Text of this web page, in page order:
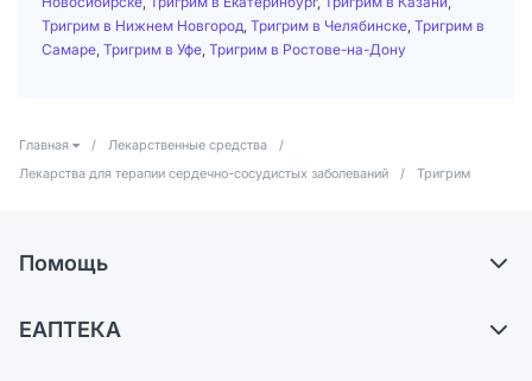
Тригрим в Нижнем Новгород Тригрим в Челябинске Тригрим в
Самаре Тригрим в Уфе Тригрим в Ростове-на-Дону
Главная / Лекарственные средства
/
Лекарства для терапии сердечно-сосудистых заболеваний
/ Тригрим
Помощь
Самовывоз из аптек
ЕАПТЕКА